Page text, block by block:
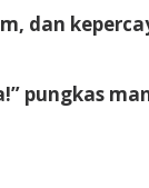
dan
pungkas